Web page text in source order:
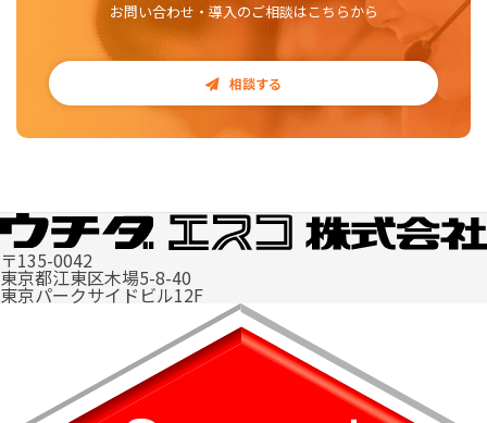
お問い合わせ・導入のご相談はこちらから
相談する
〒135-0042
東京都江東区木場5-8-40
東京パークサイドビル12F